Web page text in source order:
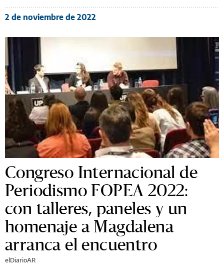
2 de noviembre de 2022
Congreso Internacional de
Periodismo FOPEA 2022:
con talleres, paneles y un
homenaje a Magdalena
arranca el encuentro
elDiarioAR